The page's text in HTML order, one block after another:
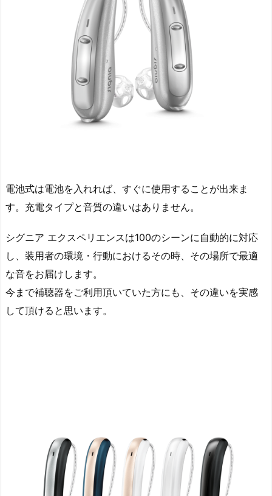
電池式は電池を入れれば、すぐに使用することが出来ま
す。充電タイプと音質の違いはありません。
シグニア エクスペリエンスは100のシーンに自動的に対応
し、装用者の環境・行動におけるその時、その場所で最適
な音をお届けします。
今まで補聴器をご利用頂いていた方にも、その違いを実感
して頂けると思います。